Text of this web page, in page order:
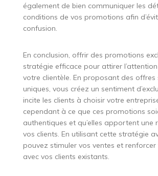
également de bien communiquer les
conditions de vos promotions afin
confusion.
En conclusion, offrir des promotions
stratégie efficace pour attirer
votre clientèle. En proposant des offres
uniques, vous créez un sentiment
incite les clients à choisir votre
cependant à ce que ces promotions
authentiques et qu’elles apportent une
vos clients. En utilisant cette stratégie
pouvez stimuler vos ventes et
avec vos clients existants.